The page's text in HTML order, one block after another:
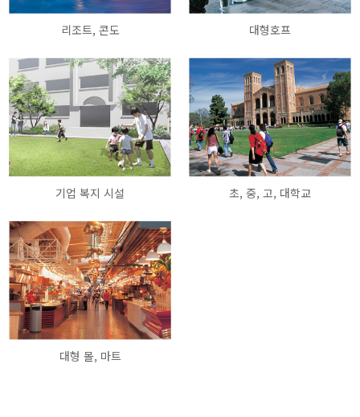
리조트, 콘도 대형호프
기업 복지 시설 초, 중, 고, 대학교
대형 몰, 마트